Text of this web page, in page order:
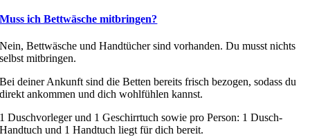
Muss ich Bettwäsche mitbringen?
Nein, Bettwäsche und Handtücher sind vorhanden. Du musst nichts
selbst mitbringen.
Bei deiner Ankunft sind die Betten bereits frisch bezogen, sodass du
direkt ankommen und dich wohlfühlen kannst.
1 Duschvorleger und 1 Geschirrtuch sowie pro Person: 1 Dusch-
Handtuch und 1 Handtuch liegt für dich bereit.